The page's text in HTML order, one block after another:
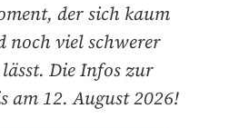
der sich kaum
noch viel schwerer
Die Infos zur
am 12. August 2026!